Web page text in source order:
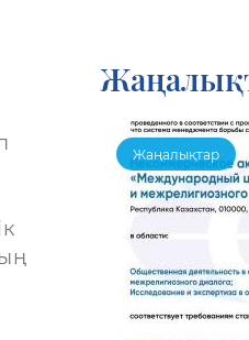
Жаңалықтар